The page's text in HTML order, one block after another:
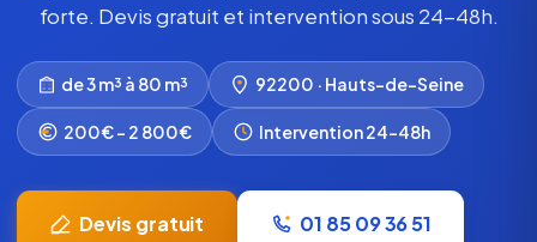
forte. Devis gratuit et intervention sous 24-48h.
de 3 m³ à 80 m³ 92200 · Hauts-de-Seine
200€ – 2 800€ Intervention 24-48h
Devis gratuit 01 85 09 36 51